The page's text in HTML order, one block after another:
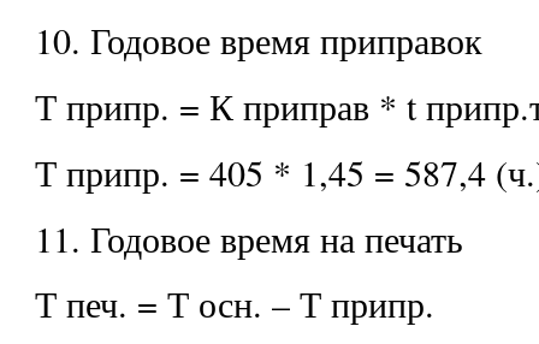
10. Годовое время приправок
Т припр. = К приправ * t
Т припр. = 405 * 1,45 = 587,4
11. Годовое время на печать
Т печ. = Т осн. – Т припр.